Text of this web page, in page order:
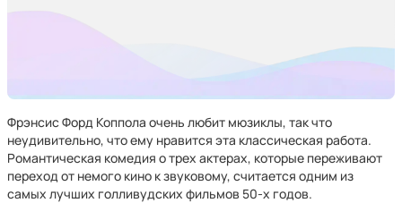
Фрэнсис Форд Коппола очень любит мюзиклы, так что
неудивительно, что ему нравится эта классическая работа.
Романтическая комедия о трех актерах, которые переживают
переход от немого кино к звуковому, считается одним из
самых лучших голливудских фильмов 50-х годов.